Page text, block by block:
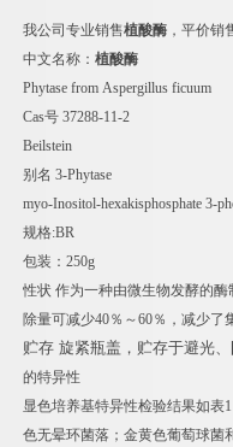
我公司专业销售植酸酶 ，平价销
中文名称： 植酸酶
Phytase from Aspergillus ficuum
Cas号 37288-11-2
Beilstein
别名 3-Phytase
myo-Inositol-hexakisphosphate 3-
规格:BR
包装：250g
性状 作为一种由微生物发酵的
除量可减少40％～60％，减少
贮存 旋紧瓶盖，贮存于避光
的特异性
显色培养基特异性检验结果如表
色无晕环菌落；金黄色葡萄球菌